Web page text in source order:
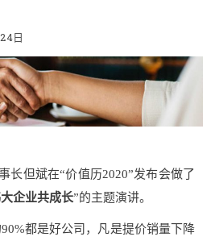
日
长但斌在“价值历2020”发布会做了
企业共成长”的主题演讲。
都是好公司，凡是提价销量下降